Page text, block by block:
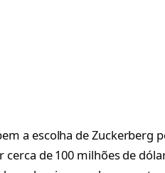
a escolha de Zuckerberg
de 100 milhões de